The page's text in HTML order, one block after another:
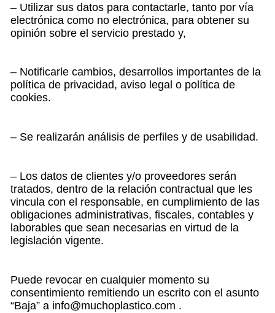
– Utilizar sus datos para contactarle, tanto por vía
electrónica como no electrónica, para obtener su
opinión sobre el servicio prestado y,
– Notificarle cambios, desarrollos importantes de la
política de privacidad, aviso legal o política de
cookies.
– Se realizarán análisis de perfiles y de usabilidad.
– Los datos de clientes y/o proveedores serán
tratados, dentro de la relación contractual que les
vincula con el responsable, en cumplimiento de las
obligaciones administrativas, fiscales, contables y
laborables que sean necesarias en virtud de la
legislación vigente.
Puede revocar en cualquier momento su
consentimiento remitiendo un escrito con el asunto
“Baja” a info@muchoplastico.com .